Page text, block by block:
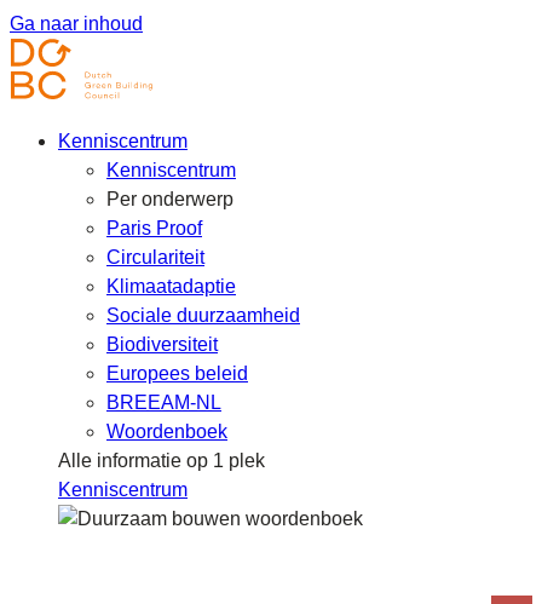
Ga naar inhoud
Kenniscentrum
Kenniscentrum
Per onderwerp
Paris Proof
Circulariteit
Klimaatadaptie
Sociale duurzaamheid
Biodiversiteit
Europees beleid
BREEAM-NL
Woordenboek
Alle informatie op 1 plek
Kenniscentrum